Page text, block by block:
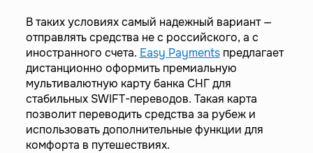
В таких условиях самый надежный вариант —
отправлять средства не с российского, а с
иностранного счета. Easy Paymentsпредлагает
дистанционно оформить премиальную
мультивалютную карту банка СНГ для
стабильных SWIFT-переводов. Такая карта
позволит переводить средства за рубеж и
использовать дополнительные функции для
комфорта в путешествиях.